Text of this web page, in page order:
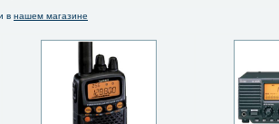
в нашем магазине